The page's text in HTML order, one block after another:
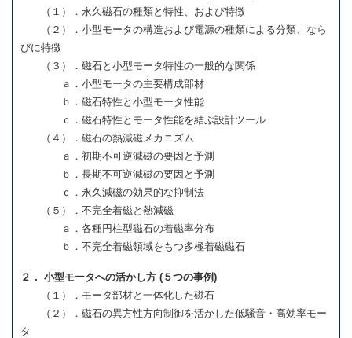
（１）．永久磁石の種類と特性、および特徴
（２）．小型モータの構造および電源の種類による分類、なら
びに特徴
（３）．磁石と小型モータ特性の一般的な関係
ａ．小型モータの主要構成部材
ｂ．磁石特性と小型モータ性能
ｃ．磁石特性とモータ性能を結ぶ設計ツール
（４）．磁石の熱減磁メカニズム
ａ．初期不可逆減磁の要因と予測
ｂ．長期不可逆減磁の要因と予測
ｃ．永久減磁の効果的な抑制法
（５）．不完全着磁と熱減磁
ａ．各種円柱型磁石の着磁率分布
ｂ．不完全着磁領域をもつ多極着磁磁石
２． 小型モータへの活かし方 (５つの事例)
（１）．モータ部材と一体化した磁石
（２）．磁石の異方性方向制御を活かした低騒音・高効率モー
タ